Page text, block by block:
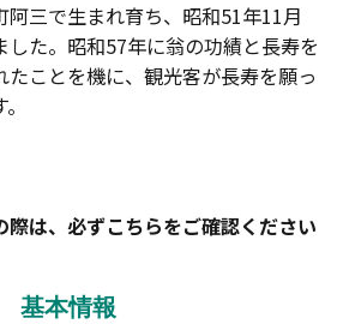
三で生まれ育ち、昭和51年11月
した。昭和57年に翁の功績と長寿を
ことを機に、観光客が長寿を願っ
際は、必ずこちらをご確認ください
基本情報